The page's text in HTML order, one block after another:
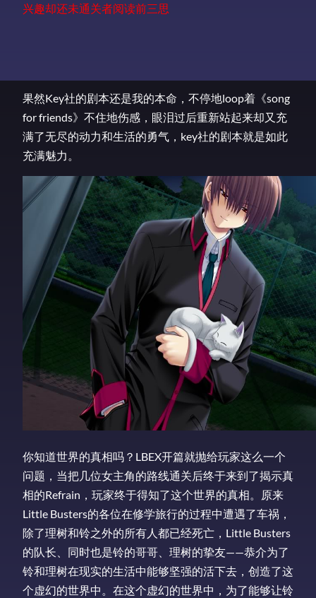
兴趣却还未通关者阅读前三思
果然Key社的剧本还是我的本命，不停地loop着《song
for friends》不住地伤感，眼泪过后重新站起来却又充
满了无尽的动力和生活的勇气，key社的剧本就是如此
充满魅力。
你知道世界的真相吗？LBEX开篇就抛给玩家这么一个
问题，当把几位女主角的路线通关后终于来到了揭示真
相的Refrain，玩家终于得知了这个世界的真相。原来
Little Busters的各位在修学旅行的过程中遭遇了车祸，
除了理树和铃之外的所有人都已经死亡，Little Busters
的队长、同时也是铃的哥哥、理树的挚友——恭介为了
铃和理树在现实的生活中能够坚强的活下去，创造了这
个虚幻的世界中。在这个虚幻的世界中，为了能够让铃